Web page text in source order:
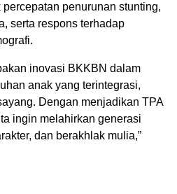
penurunan stunting,
serta respons terhadap
inovasi BKKBN dalam
anak yang terintegrasi,
Dengan menjadikan TPA
ingin melahirkan generasi
dan berakhlak mulia,”